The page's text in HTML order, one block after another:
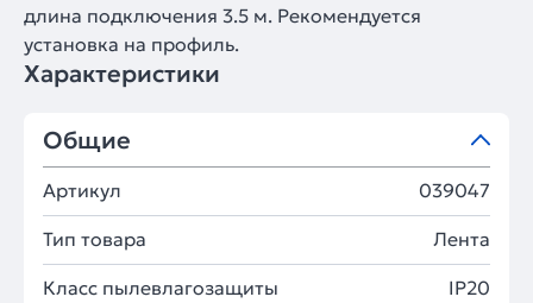
длина подключения 3.5 м. Рекомендуется
установка на профиль.
Характеристики
Общие
Артикул 039047
Тип товара Лента
Класс пылевлагозащиты IP20